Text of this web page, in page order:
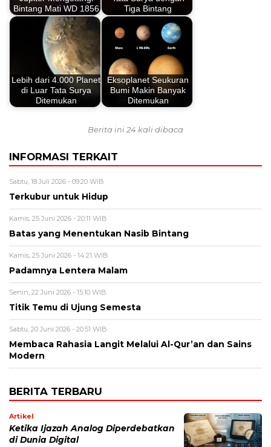
Bintang Mati WD 1856
Tiga Bintang
Lebih dari 4.000 Planet
di Luar Tata Surya
Ditemukan
Eksoplanet Seukuran
Bumi Makin Banyak
Ditemukan
Berita ini 24 kali dibaca
INFORMASI TERKAIT
Sabtu, 18 Juli 2026 - 09:20 WIB
Terkubur untuk Hidup
Kamis, 25 Juni 2026 - 20:11 WIB
Batas yang Menentukan Nasib Bintang
Kamis, 25 Juni 2026 - 14:21 WIB
Padamnya Lentera Malam
Senin, 22 Juni 2026 - 15:10 WIB
Titik Temu di Ujung Semesta
Sabtu, 20 Juni 2026 - 20:51 WIB
Membaca Rahasia Langit Melalui Al-Qur’an dan Sains
Modern
BERITA TERBARU
Artikel
Ketika Ijazah Analog Diperdebatkan
di Dunia Digital